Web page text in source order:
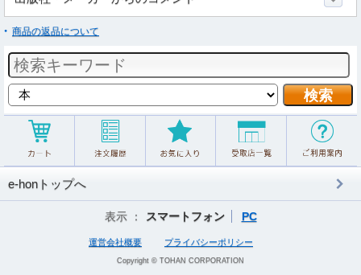
商品の返品について
e-honトップへ
表示 ： スマートフォン PC
運営会社概要 プライバシーポリシー
Copyright © TOHAN CORPORATION